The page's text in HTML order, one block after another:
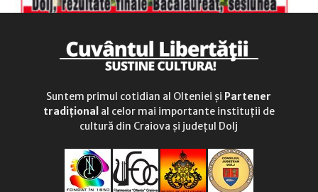
Suntem primul cotidian al Olteniei și Partener
tradițional al celor mai importante instituții de
cultură din Craiova și județul Dolj